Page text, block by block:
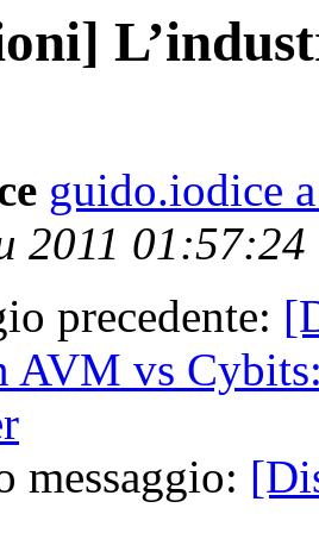
guido.iodice
2011 01:57:24
precedente:
AVM vs
messaggio: